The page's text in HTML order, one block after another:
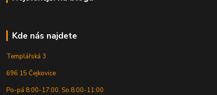
Kde nás najdete
Templářská 3
696 15 Čejkovice
Po-pá 8:00-17:00, So 8:00-11:00